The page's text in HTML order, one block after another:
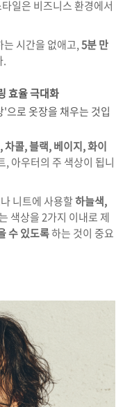
일은 비즈니스 환경에서
는 시간을 없애고,5분 만
.
효율 극대화
으로 옷장을 채우는 것입
차콜, 블랙, 베이지, 화이
아우터의 주 색상이 됩니
니트에 사용할하늘색,
색상을 2가지 이내로 제
수 있도록하는 것이 중요